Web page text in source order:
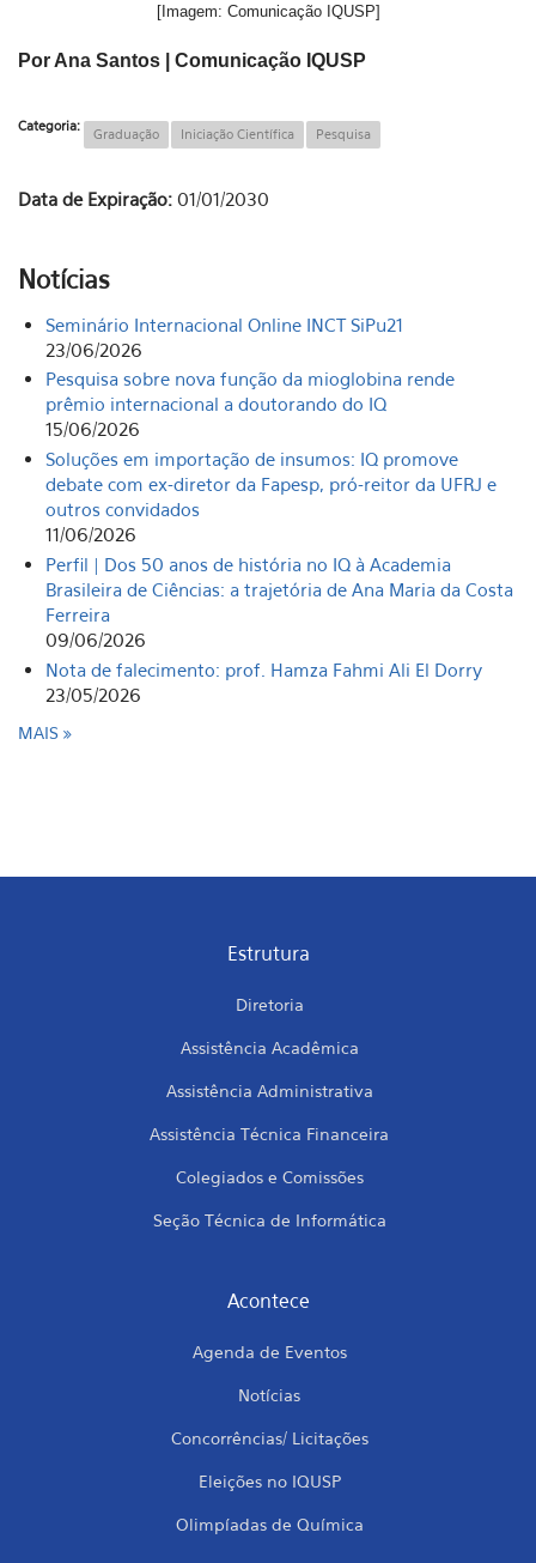
[Imagem: Comunicação IQUSP]
Por Ana Santos | Comunicação IQUSP
Categoria: Graduação Iniciação Científica Pesquisa
Data de Expiração: 01/01/2030
Notícias
Seminário Internacional Online INCT SiPu21
23/06/2026
Pesquisa sobre nova função da mioglobina rende
prêmio internacional a doutorando do IQ
15/06/2026
Soluções em importação de insumos: IQ promove
debate com ex-diretor da Fapesp, pró-reitor da UFRJ e
outros convidados
11/06/2026
Perfil | Dos 50 anos de história no IQ à Academia
Brasileira de Ciências: a trajetória de Ana Maria da Costa
Ferreira
09/06/2026
Nota de falecimento: prof. Hamza Fahmi Ali El Dorry
23/05/2026
MAIS
Estrutura
Diretoria
Assistência Acadêmica
Assistência Administrativa
Assistência Técnica Financeira
Colegiados e Comissões
Seção Técnica de Informática
Acontece
Agenda de Eventos
Notícias
Concorrências/ Licitações
Eleições no IQUSP
Olimpíadas de Química